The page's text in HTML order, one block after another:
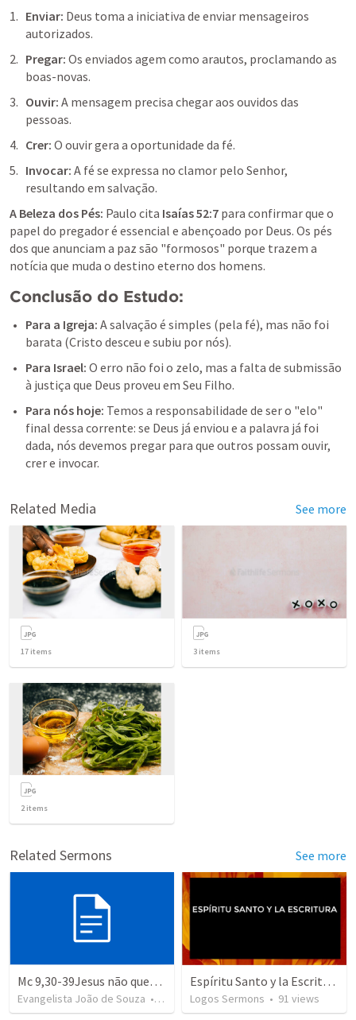
Enviar: Deus toma a iniciativa de enviar mensageiros
autorizados.
Pregar: Os enviados agem como arautos, proclamando as
boas-novas.
Ouvir: A mensagem precisa chegar aos ouvidos das
pessoas.
Crer: O ouvir gera a oportunidade da fé.
Invocar: A fé se expressa no clamor pelo Senhor,
resultando em salvação.
A Beleza dos Pés: Paulo cita Isaías 52:7 para confirmar que o
papel do pregador é essencial e abençoado por Deus. Os pés
dos que anunciam a paz são "formosos" porque trazem a
notícia que muda o destino eterno dos homens.
Conclusão do Estudo:
Para a Igreja: A salvação é simples (pela fé), mas não foi
barata (Cristo desceu e subiu por nós).
Para Israel: O erro não foi o zelo, mas a falta de submissão
à justiça que Deus proveu em Seu Filho.
Para nós hoje: Temos a responsabilidade de ser o "elo"
final dessa corrente: se Deus já enviou e a palavra já foi
dada, nós devemos pregar para que outros possam ouvir,
crer e invocar.
Related Media See more
17 items 3 items
2items
Related Sermons See more
Mc 9,30-39Jesus não queria que ninguém soubesse de sua presença porque desejava estar sozinho com seus discípulos para anunciar pela segunda vez sua paixão, morte e ressurreição
Evangelista João de Souza • 14 views
Espíritu Santo y la Escritura
Logos Sermons • 91 views